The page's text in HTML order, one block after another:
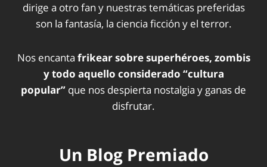
dirige a otro fan y nuestras temáticas preferidas
son la fantasía, la ciencia ficción y el terror.
Nos encanta frikear sobre superhéroes, zombis
y todo aquello considerado “cultura
popular” que nos despierta nostalgia y ganas de
disfrutar.
Un Blog Premiado